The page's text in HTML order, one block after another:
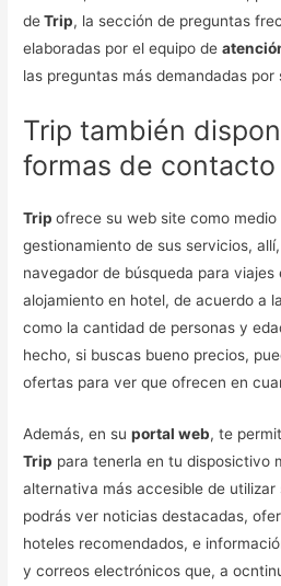
deTrip, la sección de preguntas
elaboradas por el equipo de
las preguntas más demandadas por
Trip también
formas de contacto
Tripofrece su web site como
gestionamiento de sus servicios,
navegador de búsqueda para viajes
alojamiento en hotel, de acuerdo a
como la cantidad de personas y
hecho, si buscas bueno precios,
ofertas para ver que ofrecen en
Además, en suportal web, te
Trip para tenerla en tu disposictivo
alternativa más accesible de utilizar
podrás ver noticias destacadas,
hoteles recomendados, e
y correos electrónicos que, a